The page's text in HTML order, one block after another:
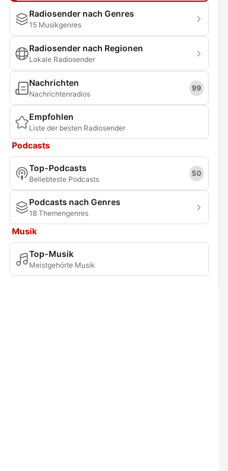
Radiosender nach Genres
15 Musikgenres
Radiosender nach Regionen
Lokale Radiosender
Nachrichten
Nachrichtenradios
99
Empfohlen
Liste der besten Radiosender
Podcasts
Top-Podcasts
Beliebteste Podcasts
50
Podcasts nach Genres
18 Themengenres
Musik
Top-Musik
Meistgehörte Musik